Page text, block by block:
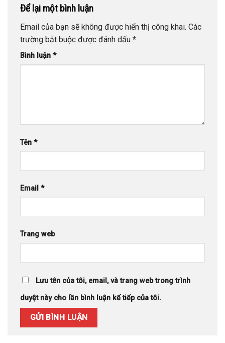
Để lại một bình luận
Email của bạn sẽ không được hiển thị công khai. Các
trường bắt buộc được đánh dấu *
Bình luận *
Tên *
Email *
Trang web
Lưu tên của tôi, email, và trang web trong trình
duyệt này cho lần bình luận kế tiếp của tôi.